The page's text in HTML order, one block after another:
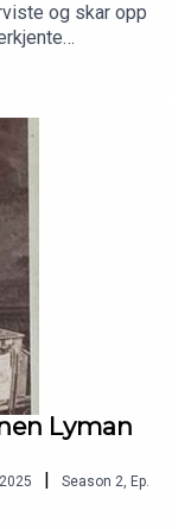
og skar opp
begynte å få litt
var da to
til. (NB:
episoden for
Lyman
| Season 2 Ep.